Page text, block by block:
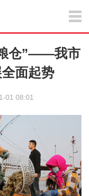
仓”——我市
面起势
01 08:01